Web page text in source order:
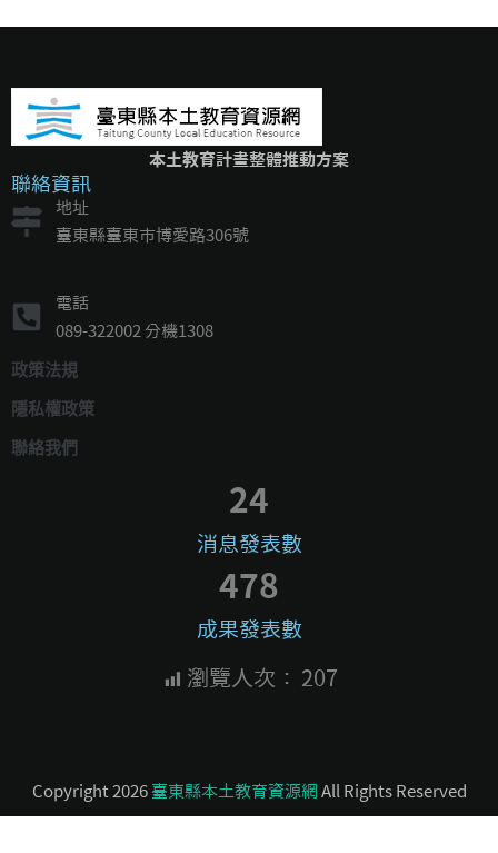
本土教育計畫整體推動方案
聯絡資訊
地址
臺東縣臺東市博愛路306號
電話
089-322002 分機1308
政策法規
隱私權政策
聯絡我們
消息發表數
24
成果發表數
478
瀏覽人次： 207
Copyright 2026 臺東縣本土教育資源網 All Rights Reserved